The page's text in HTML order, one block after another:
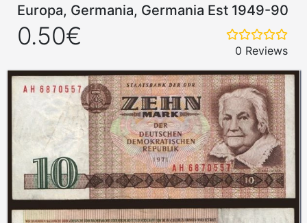
Europa, Germania, Germania Est 1949-90
0.50€
0 Reviews